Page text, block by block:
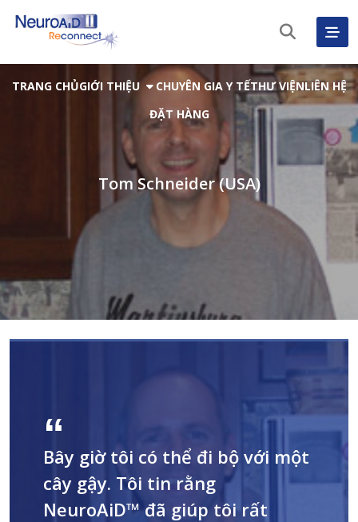
TRANG CHỦGIỚI THIỆU CHUYÊN GIA Y TẾTHƯ VIỆNLIÊN HỆ
ĐẶT HÀNG
Tom Schneider (USA)
Bây giờ tôi có thể đi bộ với một
cây gậy. Tôi tin rằng
NeuroAiD™ đã giúp tôi rất